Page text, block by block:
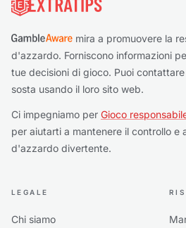
mira a promuovere la
d'azzardo. Forniscono informazioni
tue decisioni di gioco. Puoi
sosta usando il loro sito web.
Ci impegniamo per Gioco
per aiutarti a mantenere il controllo e
d'azzardo divertente.
LEGALE
Chi siamo